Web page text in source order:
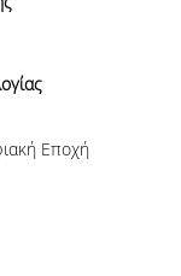
Εποχή